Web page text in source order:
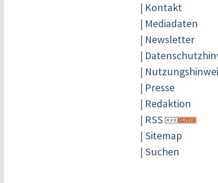
| Kontakt
| Mediadaten
| Newsletter
|
|
| Presse
| Redaktion
| RSS
| Sitemap
| Suchen